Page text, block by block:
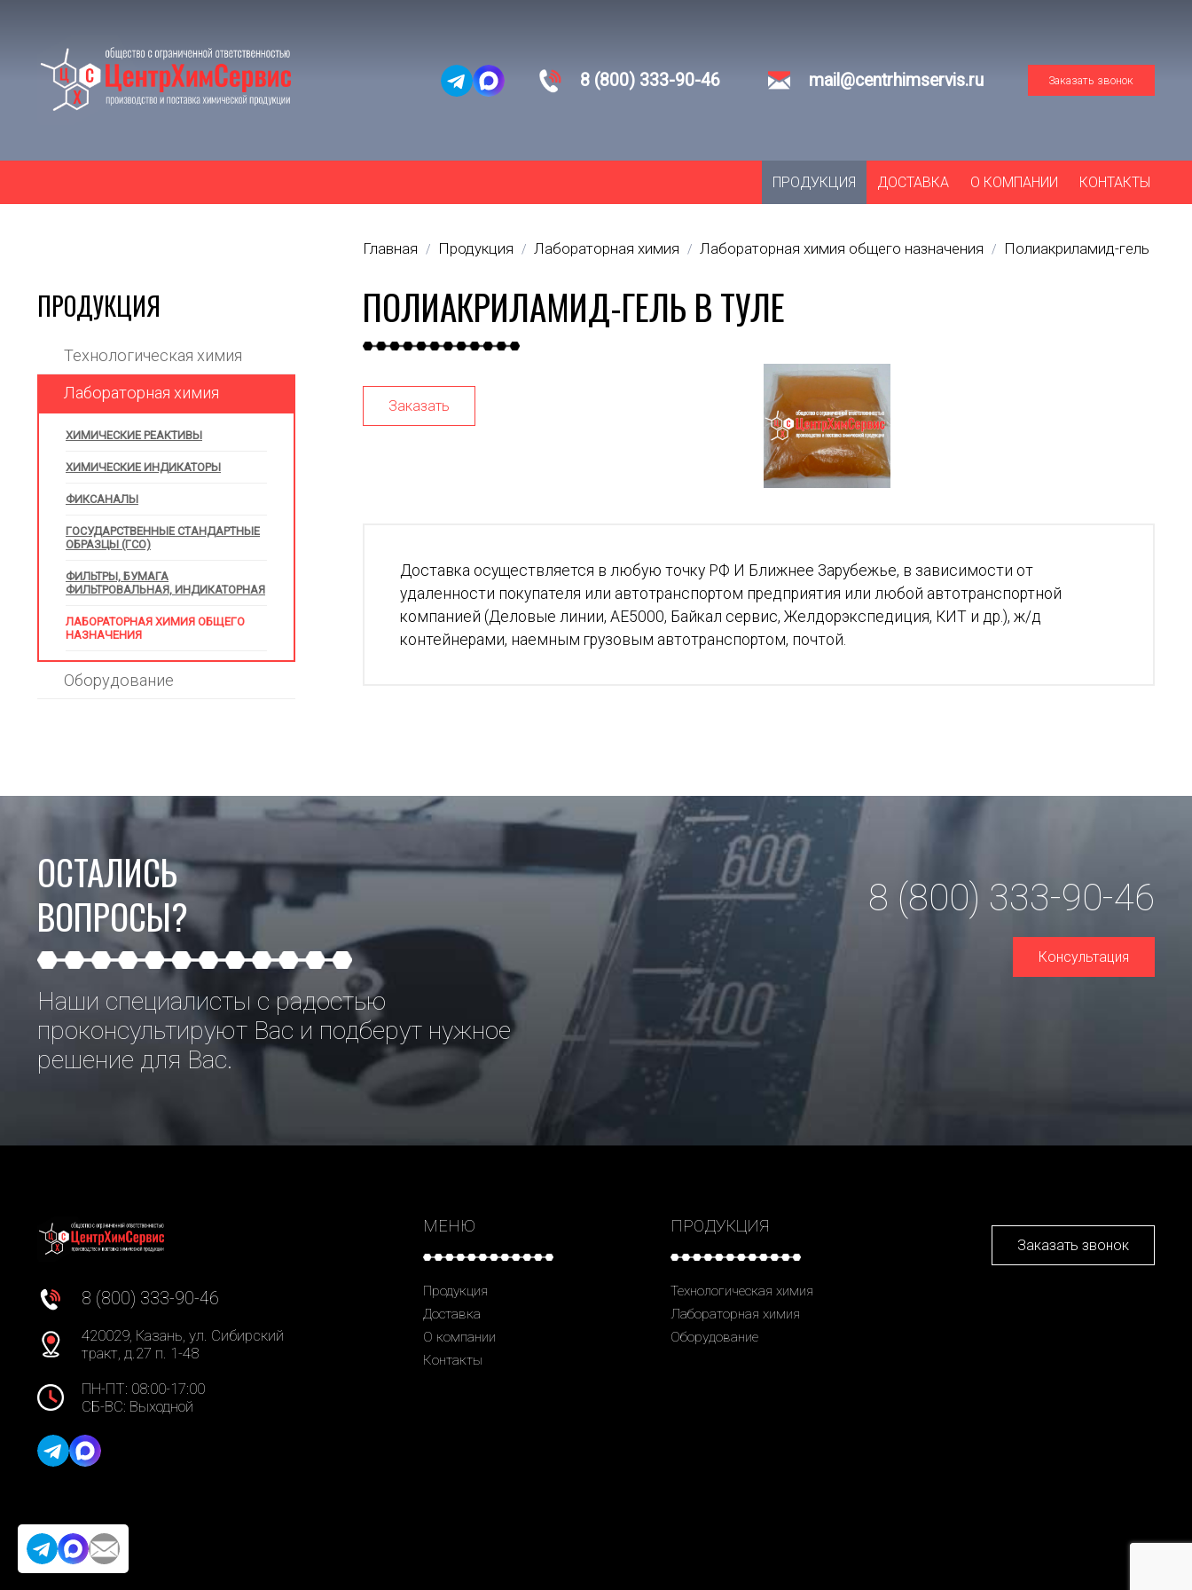
8 (800) 333-90-46 mail@centrhimservis.ru Заказать звонок
ПРОДУКЦИЯ ДОСТАВКА О КОМПАНИИ КОНТАКТЫ
ПРОДУКЦИЯ
Технологическая химия
Лабораторная химия
ХИМИЧЕСКИЕ РЕАКТИВЫ
ХИМИЧЕСКИЕ ИНДИКАТОРЫ
ФИКСАНАЛЫ
ГОСУДАРСТВЕННЫЕ СТАНДАРТНЫЕ
ОБРАЗЦЫ (ГСО)
ФИЛЬТРЫ, БУМАГА
ФИЛЬТРОВАЛЬНАЯ, ИНДИКАТОРНАЯ
ЛАБОРАТОРНАЯ ХИМИЯ ОБЩЕГО
НАЗНАЧЕНИЯ
Оборудование
Главная / Продукция / Лабораторная химия / Лабораторная химия общего назначения / Полиакриламид-гель
ПОЛИАКРИЛАМИД-ГЕЛЬ В ТУЛЕ
Заказать
Доставка осуществляется в любую точку РФ И Ближнее Зарубежье, в зависимости от
удаленности покупателя или автотранспортом предприятия или любой автотранспортной
компанией (Деловые линии, АЕ5000, Байкал сервис, Желдорэкспедиция, КИТ и др.), ж/д
контейнерами, наемным грузовым автотранспортом, почтой.
ОСТАЛИСЬ
ВОПРОСЫ?
Наши специалисты с радостью
проконсультируют Вас и подберут нужное
решение для Вас.
8 (800) 333-90-46
Консультация
8 (800) 333-90-46
420029, Казань, ул. Сибирский
тракт, д.27 п. 1-48
ПН-ПТ: 08:00-17:00
СБ-ВС: Выходной
МЕНЮ
Продукция
Доставка
О компании
Контакты
ПРОДУКЦИЯ
Технологическая химия
Лабораторная химия
Оборудование
Заказать звонок